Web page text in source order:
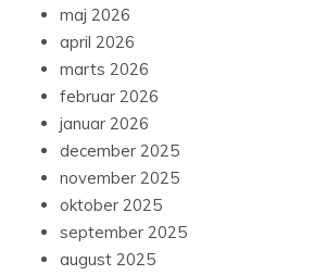
maj 2026
april 2026
marts 2026
februar 2026
januar 2026
december 2025
november 2025
oktober 2025
september 2025
august 2025